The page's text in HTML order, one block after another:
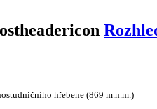
hřebene (869 m.n.m.)